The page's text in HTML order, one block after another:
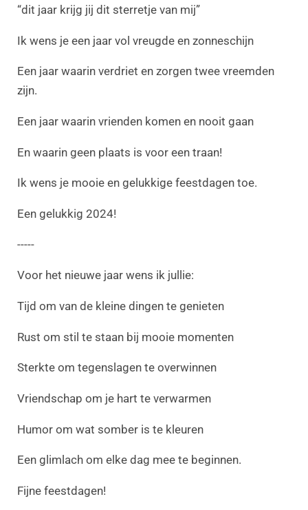
“dit jaar krijg jij dit sterretje van mij”
Ik wens je een jaar vol vreugde en zonneschijn
Een jaar waarin verdriet en zorgen twee vreemden
zijn.
Een jaar waarin vrienden komen en nooit gaan
En waarin geen plaats is voor een traan!
Ik wens je mooie en gelukkige feestdagen toe.
Een gelukkig 2024!
-----
Voor het nieuwe jaar wens ik jullie:
Tijd om van de kleine dingen te genieten
Rust om stil te staan bij mooie momenten
Sterkte om tegenslagen te overwinnen
Vriendschap om je hart te verwarmen
Humor om wat somber is te kleuren
Een glimlach om elke dag mee te beginnen.
Fijne feestdagen!